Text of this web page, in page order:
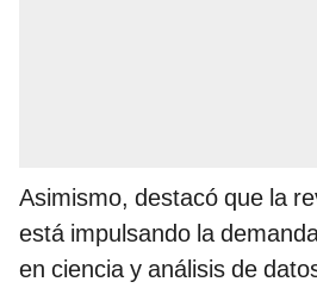
Asimismo, destacó que la
está impulsando la
en ciencia y análisis de